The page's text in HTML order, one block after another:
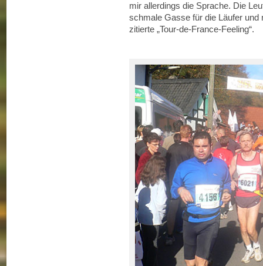
mir allerdings die Sprache. Die
schmale Gasse für die Läufer
zitierte „Tour-de-France-Feeling“.